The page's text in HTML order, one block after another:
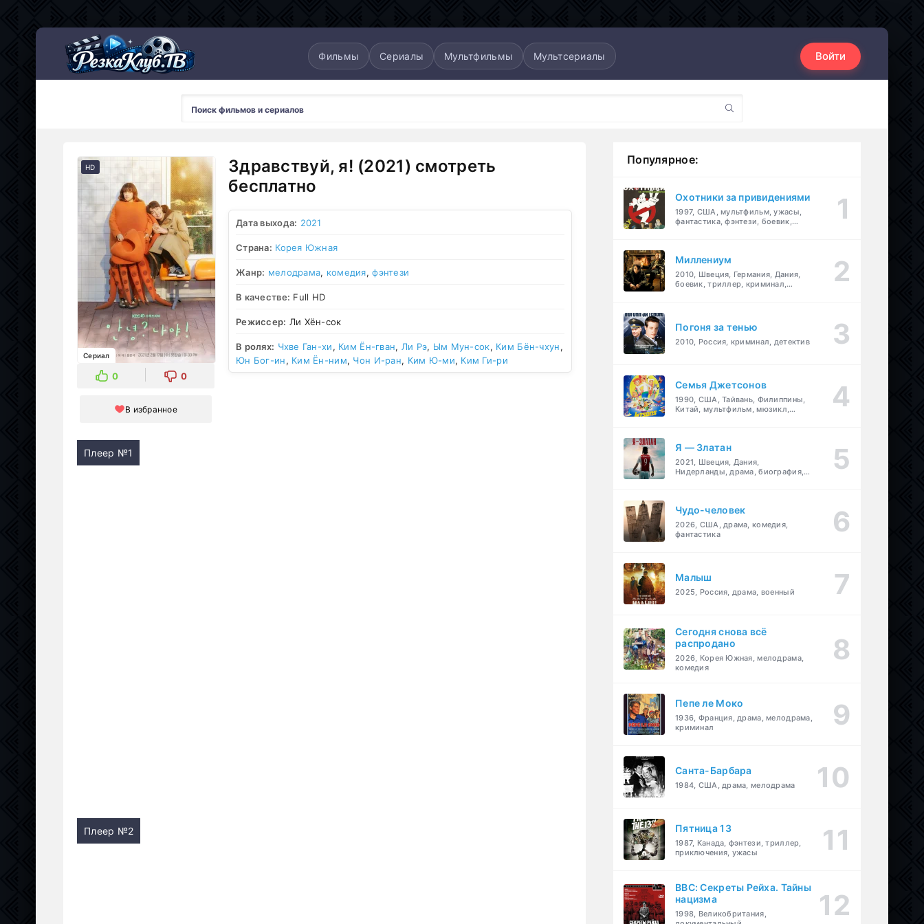
Фильмы Сериалы Мультфильмы Мультсериалы Войти
HD
Сериал
0 0
В избранное
Здравствуй, я! (2021) смотреть
бесплатно
Дата выхода: 2021
Страна: Корея Южная
Жанр: мелодрама, комедия,фэнтези
В качестве: Full HD
Режиссер: Ли Хён-сок
В ролях: Чхве Ган-хи, Ким Ён-гван, Ли Рэ, Ым Мун-сок, Ким Бён-чхун,
Юн Бог-ин, Ким Ён-ним, Чон И-ран, Ким Ю-ми, Ким Ги-ри
Плеер №1
Плеер №2
Популярное:
Охотники за привидениями
1997, США, мультфильм, ужасы,
фантастика, фэнтези, боевик,
Миллениум
2010, Швеция, Германия, Дания,
боевик, триллер, криминал,
Погоня за тенью
2010, Россия, криминал, детектив
Семья Джетсонов
1990, США, Тайвань, Филиппины,
Китай, мультфильм, мюзикл,
Я — Златан
2021, Швеция, Дания,
Нидерланды, драма, биография,
Чудо-человек
2026, США, драма, комедия,
фантастика
Малыш
2025, Россия, драма, военный
Сегодня снова всё
распродано
2026, Корея Южная, мелодрама,
комедия
Пепе ле Моко
1936, Франция, драма, мелодрама,
криминал
Санта-Барбара
1984, США, драма, мелодрама
Пятница 13
1987, Канада, фэнтези, триллер,
приключения, ужасы
BBC: Секреты Рейха. Тайны
нацизма
1998, Великобритания,
Мультсериалы